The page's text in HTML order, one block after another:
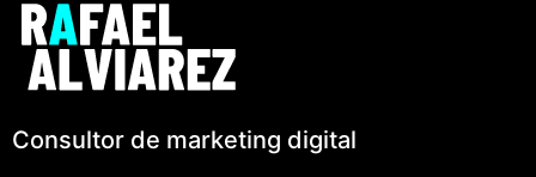
Consultor de marketing digital